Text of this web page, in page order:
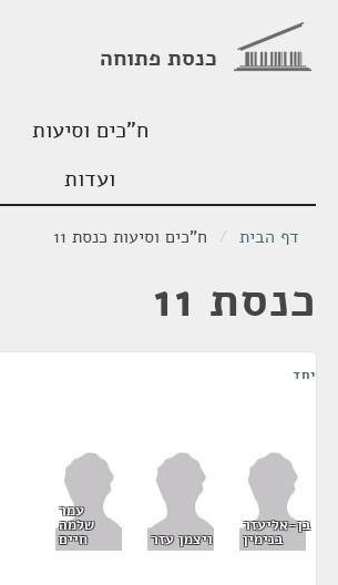
כנסת פתוחה
ח"כים וסיעות
ועדות
דף הבית / ח"כים וסיעות כנסת 11
כנסת 11
יחד
בן-אליעזר
בנימין ויצמן עזר
עמר
שלמה
חיים